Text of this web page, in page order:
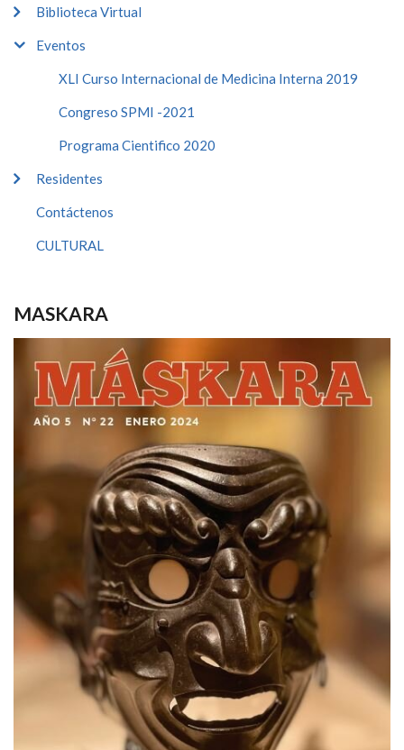
Biblioteca Virtual
Eventos
XLI Curso Internacional de Medicina Interna 2019
Congreso SPMI -2021
Programa Cientifico 2020
Residentes
Contáctenos
CULTURAL
MASKARA